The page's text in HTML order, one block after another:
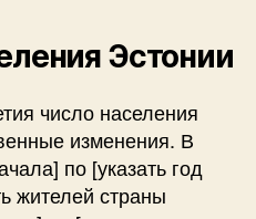
Эстонии
число населения
изменения. В
по [указать год
жителей страны